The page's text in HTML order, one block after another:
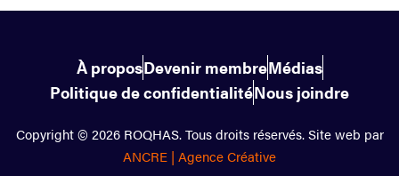
À proposDevenir membreMédias
Politique de confidentialitéNous joindre
Copyright © 2026 ROQHAS. Tous droits réservés. Site web par
ANCRE | Agence Créative